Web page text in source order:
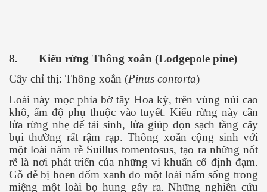
8.
Kiểu rừng Thông xoắn (Lodgepole pine)
Cây chỉ thị: Thông xoắn (Pinus contorta)
Loài này mọc phía bờ tây Hoa kỳ, trên vùng núi cao
khô, ẩm độ phụ thuộc vào tuyết. Kiểu rừng này cần
lửa rừng nhẹ để tái sinh, lửa giúp dọn sạch tầng cây
bụi thường rất rậm rạp. Thông xoắn cộng sinh với
một loài nấm rễ Suillus tomentosus, tạo ra những nốt
rễ là nơi phát triển của những vi khuẩn cố định đạm.
Gỗ dễ bị hoen đốm xanh do một loài nấm sống trong
miệng một loài bọ hung gây ra. Những nghiên cứu